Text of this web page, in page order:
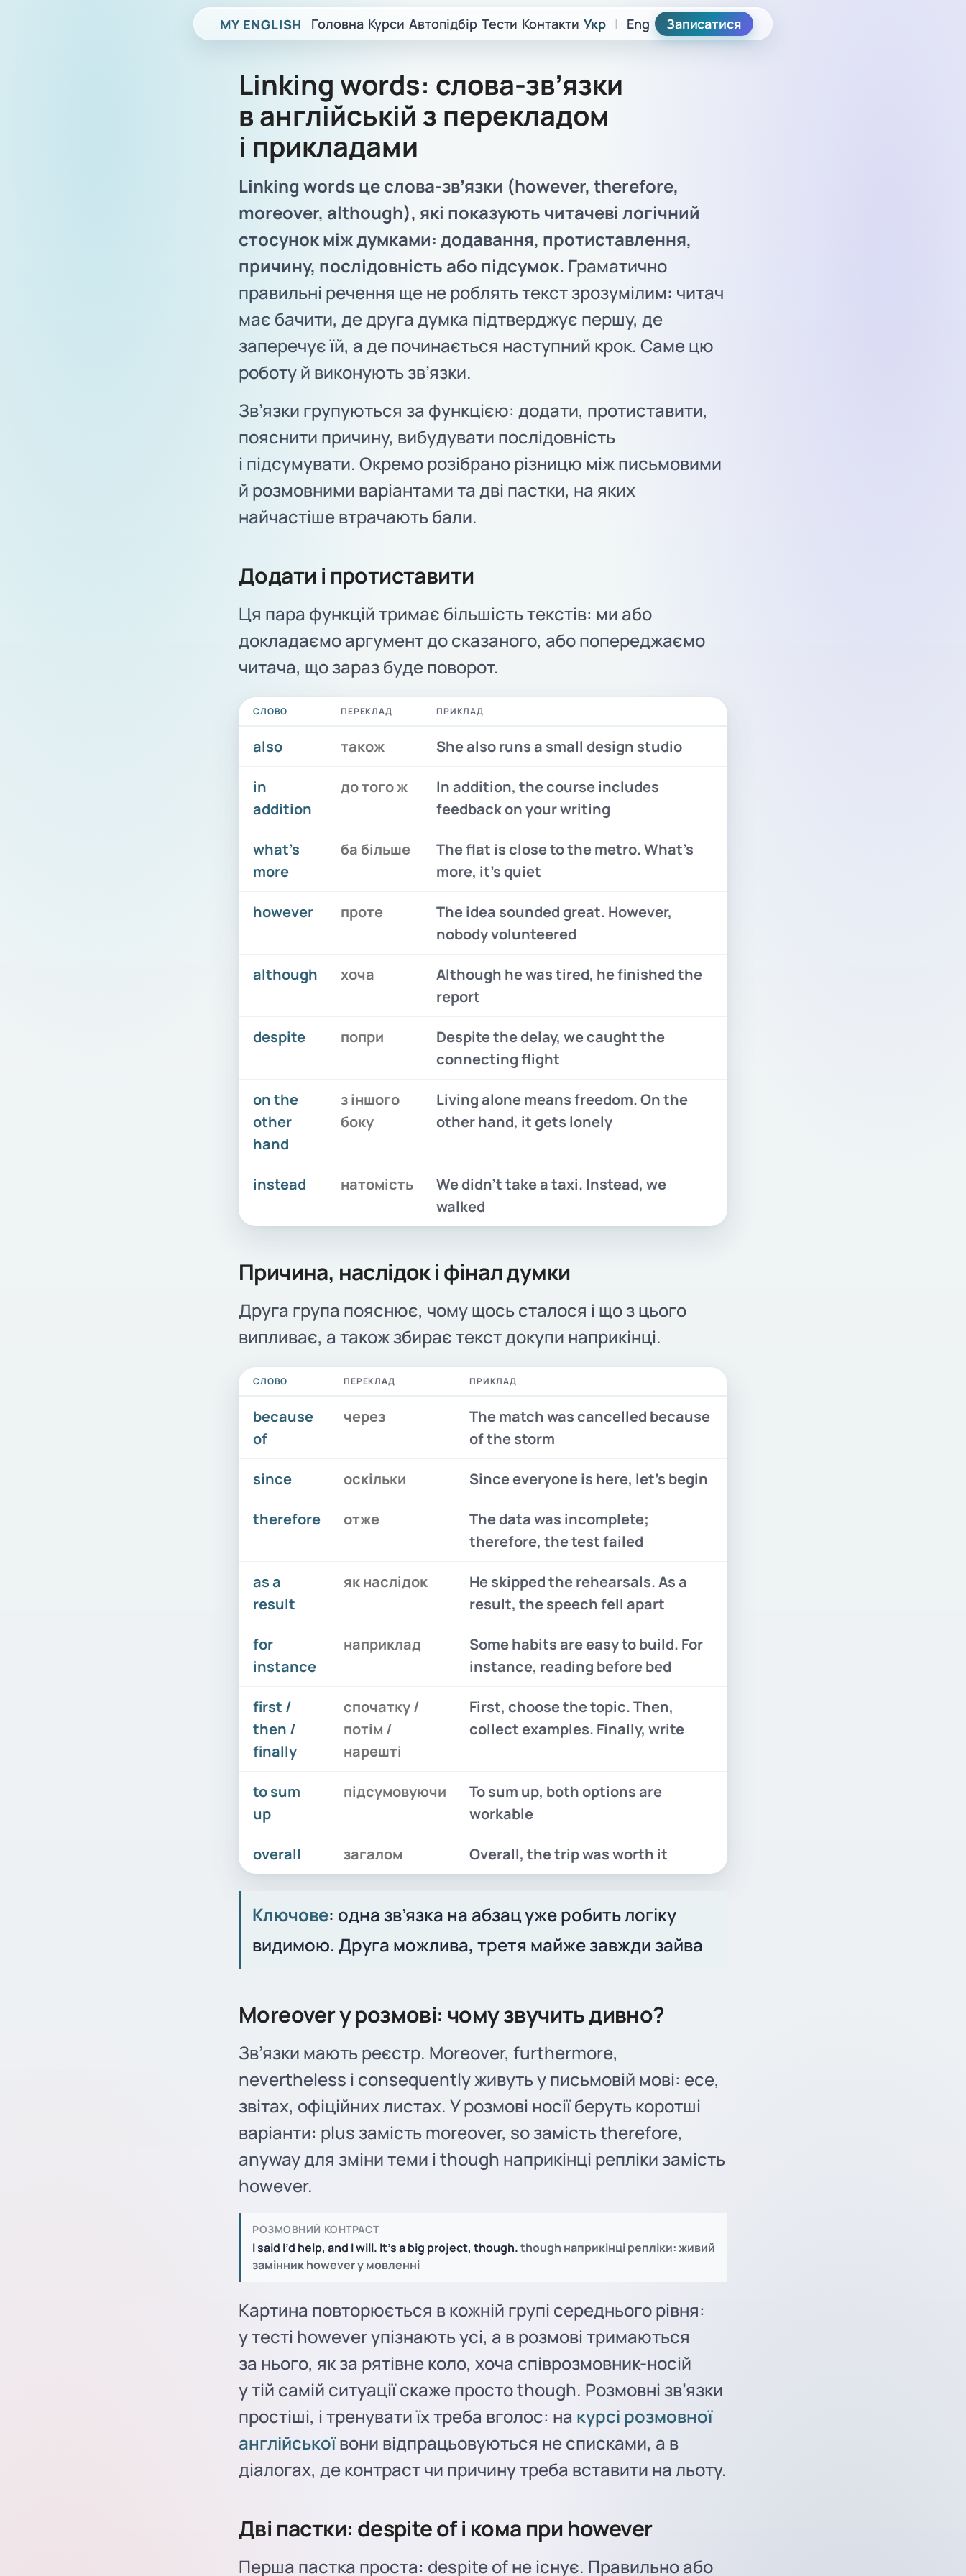
MY ENGLISH Головна Курси Автопідбір Тести Контакти Укр | Eng Записатися
Linking words: слова-зв’язки
в англійській з перекладом
і прикладами
Linking words це слова-зв’язки (however, therefore,
moreover, although), які показують читачеві логічний
стосунок між думками: додавання, протиставлення,
причину, послідовність або підсумок. Граматично
правильні речення ще не роблять текст зрозумілим: читач
має бачити, де друга думка підтверджує першу, де
заперечує їй, а де починається наступний крок. Саме цю
роботу й виконують зв’язки.
Зв’язки групуються за функцією: додати, протиставити,
пояснити причину, вибудувати послідовність
і підсумувати. Окремо розібрано різницю між письмовими
й розмовними варіантами та дві пастки, на яких
найчастіше втрачають бали.
Додати і протиставити
Ця пара функцій тримає більшість текстів: ми або
докладаємо аргумент до сказаного, або попереджаємо
читача, що зараз буде поворот.
СЛОВО ПЕРЕКЛАД ПРИКЛАД
also також She also runs a small design studio
in
addition
до того ж
In addition, the course includes
feedback on your writing
what’s
more
ба більше
The flat is close to the metro. What’s
more, it’s quiet
however проте
The idea sounded great. However,
nobody volunteered
although хоча
Although he was tired, he finished the
report
despite попри
Despite the delay, we caught the
connecting flight
on the
other
hand
з іншого
боку
Living alone means freedom. On the
other hand, it gets lonely
instead натомість
We didn’t take a taxi. Instead, we
walked
Причина, наслідок і фінал думки
Друга група пояснює, чому щось сталося і що з цього
випливає, а також збирає текст докупи наприкінці.
СЛОВО ПЕРЕКЛАД ПРИКЛАД
because
of
через
The match was cancelled because
of the storm
since оскільки Since everyone is here, let’s begin
therefore отже
The data was incomplete;
therefore, the test failed
as a
result
як наслідок
He skipped the rehearsals. As a
result, the speech fell apart
for
instance
наприклад
Some habits are easy to build. For
instance, reading before bed
first /
then /
finally
спочатку /
потім /
нарешті
First, choose the topic. Then,
collect examples. Finally, write
to sum
up
підсумовуючи
To sum up, both options are
workable
overall загалом Overall, the trip was worth it
Ключове: одна зв’язка на абзац уже робить логіку
видимою. Друга можлива, третя майже завжди зайва
Moreover у розмові: чому звучить дивно?
Зв’язки мають реєстр. Moreover, furthermore,
nevertheless і consequently живуть у письмовій мові: есе,
звітах, офіційних листах. У розмові носії беруть коротші
варіанти: plus замість moreover, so замість therefore,
anyway для зміни теми і though наприкінці репліки замість
however.
РОЗМОВНИЙ КОНТРАСТ
I said I’d help, and I will. It’s a big project, though.though наприкінці репліки: живий
замінник however у мовленні
Картина повторюється в кожній групі середнього рівня:
у тесті however упізнають усі, а в розмові тримаються
за нього, як за рятівне коло, хоча співрозмовник-носій
у тій самій ситуації скаже просто though. Розмовні зв’язки
простіші, і тренувати їх треба вголос: на курсі розмовної
англійськоївони відпрацьовуються не списками, а в
діалогах, де контраст чи причину треба вставити на льоту.
Дві пастки: despite of і кома при however
Перша пастка проста: despite of не існує. Правильно або